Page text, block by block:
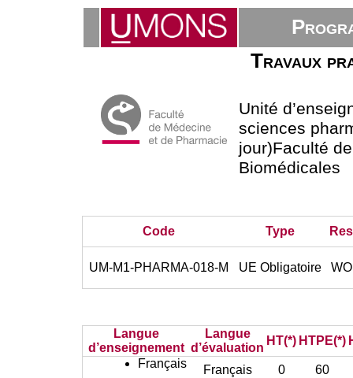
Travaux
Unité
sciences
jour)Faculté
Biomédicales
Code Type
UM-M1-PHARMA-018-M UE Obligatoire
Langue
d’enseignement
Langue
d’évaluation
HT(*) HTPE(*)
Français
Français 0 60